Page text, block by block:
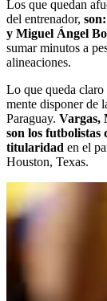
Los que quedan
del entrenador,
y Miguel Ángel
sumar minutos a
alineaciones.
Lo que queda
mente disponer de
Paraguay. Vargas,
son los futbolistas
titularidad en el
Houston, Texas.